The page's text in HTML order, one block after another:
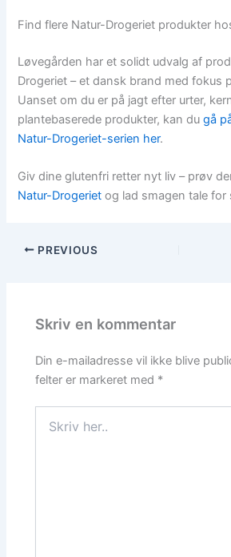
Find flere Natur-Drogeriet produkter
Løvegården har et solidt udvalg af
Drogeriet – et dansk brand med fokus
Uanset om du er på jagt efter urter,
plantebaserede produkter, kan dugå
Natur-Drogeriet-serien her.
Giv dine glutenfri retter nyt liv – prøv
Natur-Drogeriet og lad smagen tale for
PREVIOUS
Skriv en kommentar
Din e-mailadresse vil ikke blive
felter er markeret med *
her..